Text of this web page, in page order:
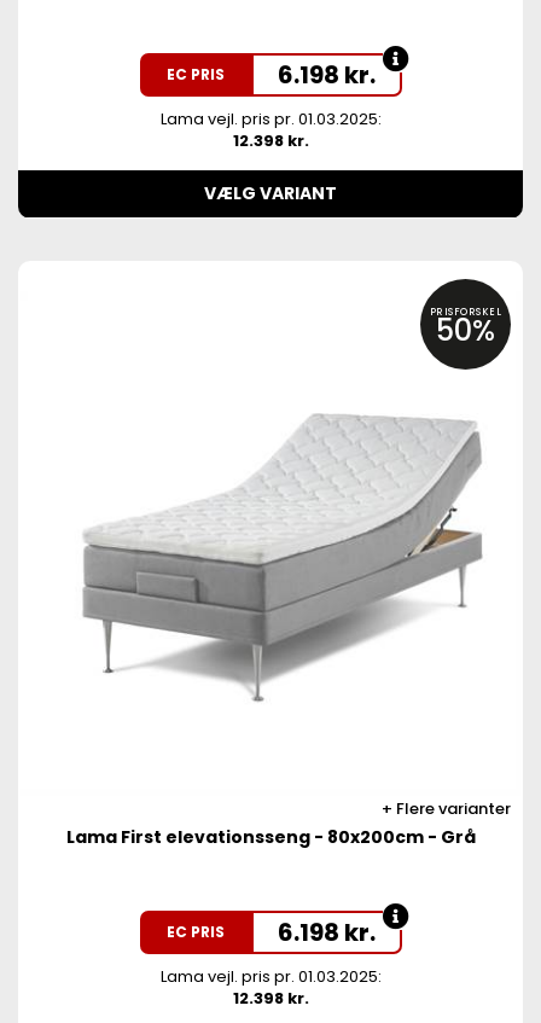
EC PRIS 6.198 kr.
Lama vejl. pris pr. 01.03.2025:
12.398 kr.
VÆLG VARIANT
PRISFORSKEL
50%
Flere varianter
Lama First elevationsseng - 80x200cm - Grå
EC PRIS 6.198 kr.
Lama vejl. pris pr. 01.03.2025:
12.398 kr.